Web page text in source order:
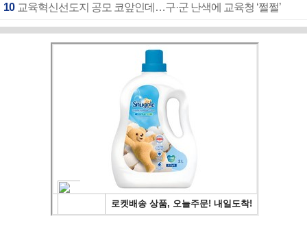
10 교육혁신선도지 공모 코앞인데…구·군 난색에 교육청 ‘쩔쩔’